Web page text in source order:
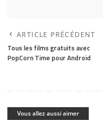
ARTICLE PRÉCÉDENT
Tous les films gratuits avec
PopCorn Time pour Android
Vous allez aussi aimer